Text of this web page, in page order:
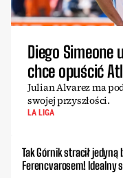
Diego Simeone
chce opuścić
Julian Alvarez ma
swojej przyszłości.
LA LIGA
Tak Górnik stracił jedyną
Ferencvarosem! Idealny